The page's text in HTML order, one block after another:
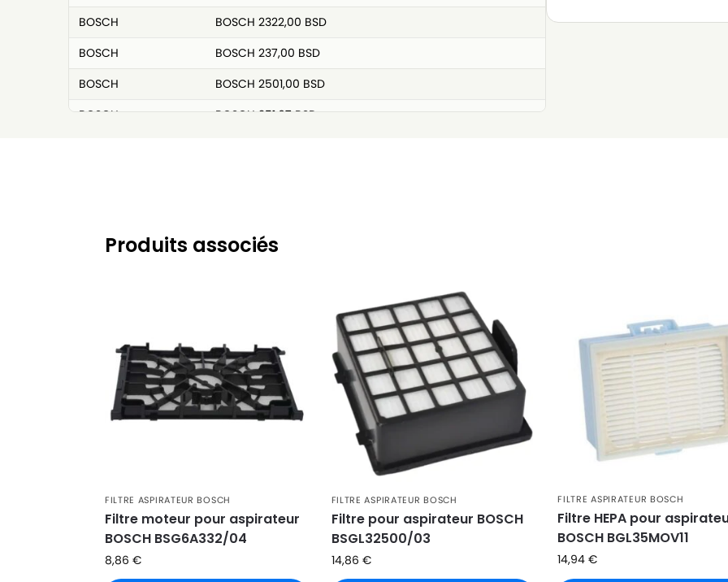
BOSCH
BOSCH 2322,00 BSD
BOSCH
BOSCH 237,00 BSD
BOSCH
BOSCH 2501,00 BSD
BOSCH
BOSCH 251,67 BSD
BOSCH
BOSCH 2601,00 BSD
BOSCH 2805,00 BSD
BOSCH
BOSCH 2810,00 BSD
BOSCH
BOSCH 2820,00 BSD
BOSCH
BOSCH 2880,00 BSD
BOSCH
BOSCH 2883,00 BSD
BOSCH
BOSCH 288306,00 BSD
Produits associés
FILTRE ASPIRATEUR BOSCH
Filtre moteur pour aspirateur
BOSCH BSG6A332/04
8,86 €
FILTRE ASPIRATEUR BOSCH
Filtre pour aspirateur BOSCH
BSGL32500/03
14,86 €
FILTRE ASPIRATEUR BOSCH
Filtre HEPA pour
BOSCH BGL35MOV11
14,94€